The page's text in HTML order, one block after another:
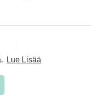
Lue Lisää
.